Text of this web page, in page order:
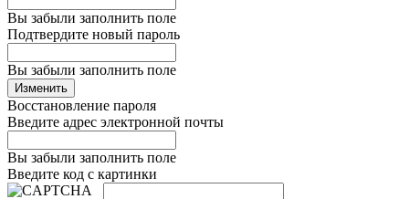
Вы забыли заполнить поле
Подтвердите новый пароль
Вы забыли заполнить поле
Изменить
Восстановление пароля
Введите адрес электронной почты
Вы забыли заполнить поле
Введите код с картинки